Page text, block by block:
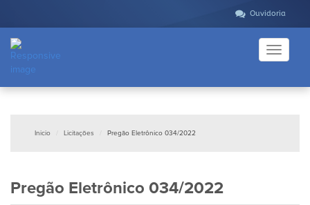
Ouvidoria
Toggle
Inicio Licitações Pregão Eletrônico 034/2022
Pregão Eletrônico 034/2022